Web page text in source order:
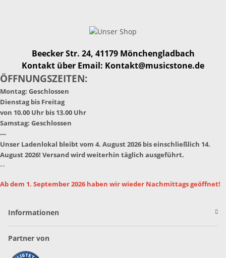
Beecker Str. 24, 41179 Mönchengladbach
Kontakt über Email: Kontakt@musicstone.de
ÖFFNUNGSZEITEN:
Montag: Geschlossen
Dienstag bis Freitag
von 10.00 Uhr bis 13.00 Uhr
Samstag: Geschlossen
---
Unser Ladenlokal bleibt vom 4. August 2026 bis einschließlich 14.
August 2026! Versand wird weiterhin täglich ausgeführt.
--
Ab dem 1. September 2026 haben wir wieder Nachmittags geöffnet!
Informationen
Partner von